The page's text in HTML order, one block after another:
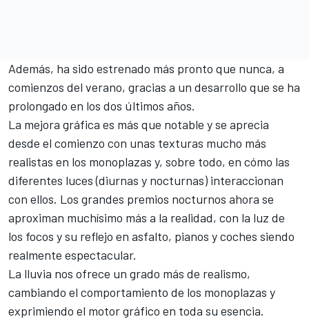
Además, ha sido estrenado más pronto que nunca, a
comienzos del verano, gracias a un desarrollo que se ha
prolongado en los dos últimos años.
La mejora gráfica es más que notable y se aprecia
desde el comienzo con unas texturas mucho más
realistas en los monoplazas y, sobre todo, en cómo las
diferentes luces (diurnas y nocturnas) interaccionan
con ellos. Los grandes premios nocturnos ahora se
aproximan muchísimo más a la realidad, con la luz de
los focos y su reflejo en asfalto, pianos y coches siendo
realmente espectacular.
La lluvia nos ofrece un grado más de realismo,
cambiando el comportamiento de los monoplazas y
exprimiendo el motor gráfico en toda su esencia.